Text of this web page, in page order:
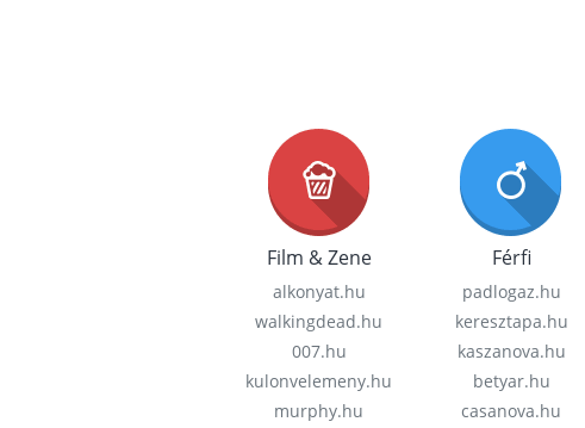
Film & Zene
alkonyat.hu
walkingdead.hu
007.hu
kulonvelemeny.hu
murphy.hu
Férfi
padlogaz.hu
keresztapa.hu
kaszanova.hu
betyar.hu
casanova.hu